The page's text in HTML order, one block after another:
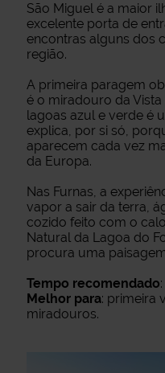
São Miguel é a maior
excelente porta de
encontras alguns dos
região.
A primeira paragem
é o miradouro da
lagoas azul e verde é
explica, por si só,
aparecem cada vez
da Europa.
Nas Furnas, a
vapor a sair da terra,
cozido feito com o
Natural da Lagoa do
procura uma
Tempo recomendado
Melhor para: primeira
miradouros.